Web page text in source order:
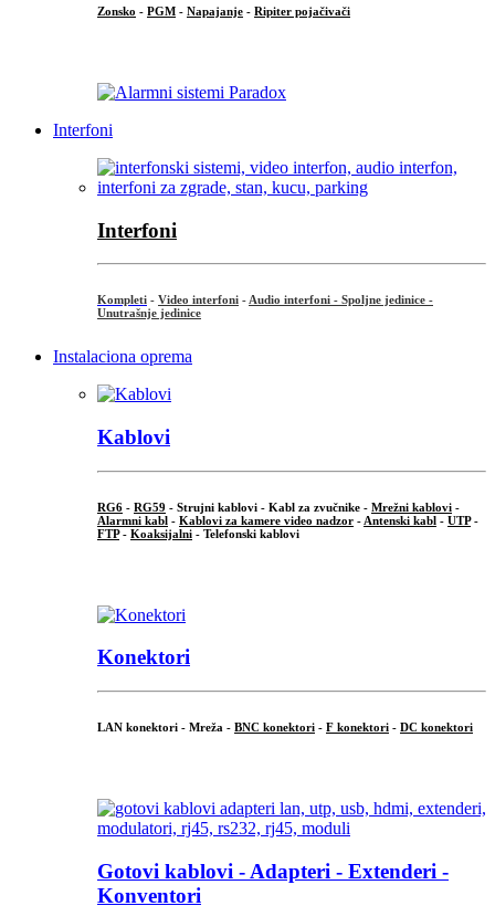
Zonsko - PGM - Napajanje - Ripiter pojačivači
Interfoni
Interfoni
Kompleti - Video interfoni - Audio interfoni - Spoljne jedinice -
Unutrašnje jedinice
Instalaciona oprema
Kablovi
RG6 - RG59 - Strujni kablovi - Kabl za zvučnike - Mrežni kablovi -
Alarmni kabl - Kablovi za kamere video nadzor - Antenski kabl - UTP-
FTP- Koaksijalni - Telefonski kablovi
Konektori
LAN konektori - Mreža - BNC konektori - F konektori - DC konektori
Gotovi kablovi - Adapteri - Extenderi -
Konventori